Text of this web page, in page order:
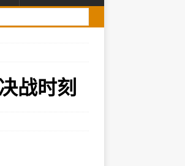
战时刻